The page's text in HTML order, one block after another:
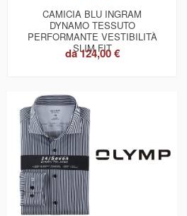
CAMICIA BLU INGRAM
DYNAMO TESSUTO
PERFORMANTE VESTIBILITÀ
SLIM FIT
da124,00 €